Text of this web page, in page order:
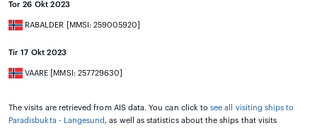
Tor 26 Okt 2023
RABALDER [MMSI: 259005920]
Tir 17 Okt 2023
VAARE [MMSI: 257729630]
The visits are retrieved from AIS data. You can click tosee all visiting ships to
Paradisbukta - Langesund , as well as statistics about the ships that visits